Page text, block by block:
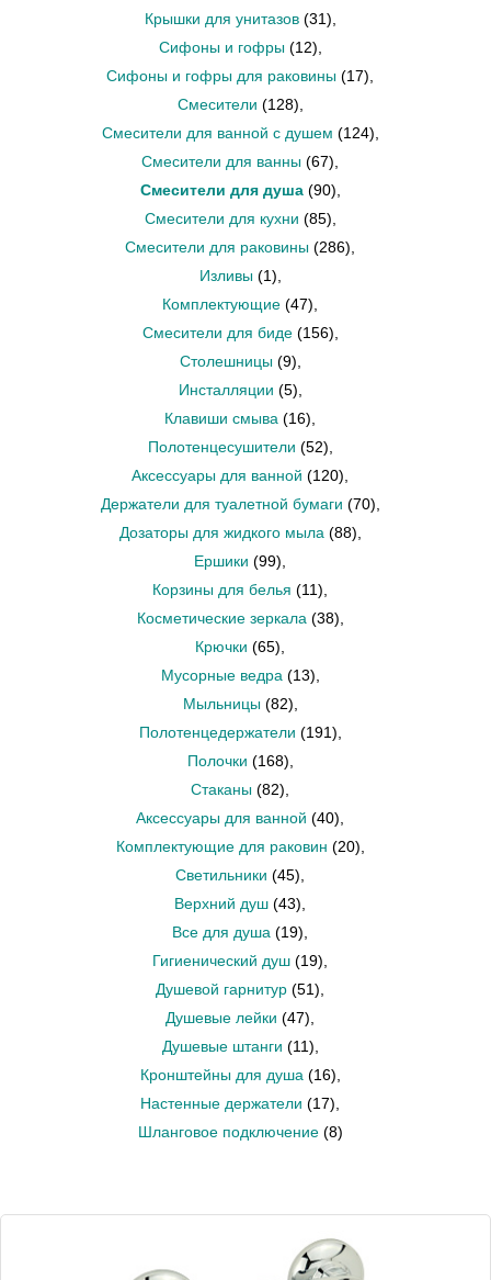
Крышки для унитазов (31)
Сифоны и гофры (12)
Сифоны и гофры для раковины (17)
Смесители (128)
Смесители для ванной с душем (124)
Смесители для ванны (67)
Смесители для душа (90)
Смесители для кухни (85)
Смесители для раковины (286)
Изливы (1)
Комплектующие (47)
Смесители для биде (156)
Столешницы (9)
Инсталляции (5)
Клавиши смыва (16)
Полотенцесушители (52)
Аксессуары для ванной (120)
Держатели для туалетной бумаги (70)
Дозаторы для жидкого мыла (88)
Ершики (99)
Корзины для белья (11)
Косметические зеркала (38)
Крючки (65)
Мусорные ведра (13)
Мыльницы (82)
Полотенцедержатели (191)
Полочки (168)
Стаканы (82)
Аксессуары для ванной (40)
Комплектующие для раковин (20)
Светильники (45)
Верхний душ (43)
Все для душа (19)
Гигиенический душ (19)
Душевой гарнитур (51)
Душевые лейки (47)
Душевые штанги (11)
Кронштейны для душа (16)
Настенные держатели (17)
Шланговое подключение (8)